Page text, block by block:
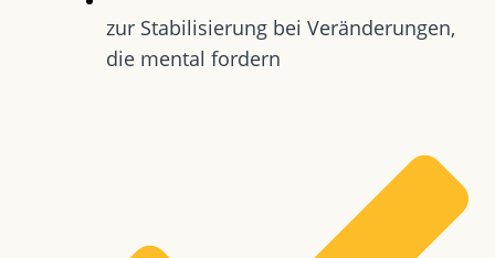
zur Stabilisierung bei Veränderungen,
die mental fordern